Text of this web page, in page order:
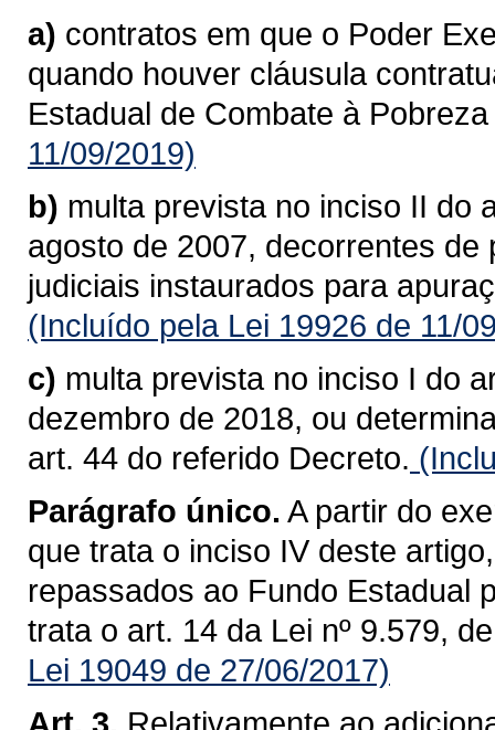
a) contratos em que o Poder
quando houver cláusula
Estadual de Combate à
11/09/2019)
b) multa prevista no inciso II do
agosto de 2007, decorrentes
judiciais instaurados para
(Incluído pela Lei 19926 de 11/
c) multa prevista no inciso I do
dezembro de 2018, ou
art. 44 do referido Decreto.
Parágrafo único. A partir do
que trata o inciso IV deste
repassados ao Fundo Estadual
trata o art. 14 da Lei nº 9.579,
Lei 19049 de 27/06/2017)